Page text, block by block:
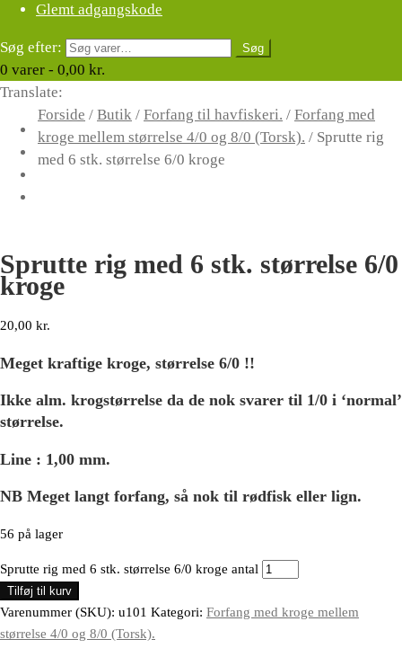
Glemt adgangskode
Søg efter: Søg
0 varer - 0,00 kr.
Translate:
Forside / Butik / Forfang til havfiskeri. / Forfang med
kroge mellem størrelse 4/0 og 8/0 (Torsk). / Sprutte rig
med 6 stk. størrelse 6/0 kroge
Sprutte rig med 6 stk. størrelse 6/0
kroge
20,00 kr.
Meget kraftige kroge, størrelse 6/0 !!
Ikke alm. krogstørrelse da de nok svarer til 1/0 i ‘normal’
størrelse.
Line : 1,00 mm.
NB Meget langt forfang, så nok til rødfisk eller lign.
56 på lager
Sprutte rig med 6 stk. størrelse 6/0 kroge antal
Tilføj til kurv
Varenummer (SKU): u101 Kategori: Forfang med kroge mellem
størrelse 4/0 og 8/0 (Torsk).